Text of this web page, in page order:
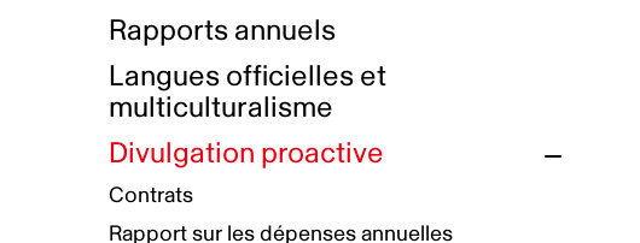
Initiatives autochtones
Plan de réconciliation autochtone
Groupe de travail autochtone
Principes directeurs sur le
harcèlement
Plan d’action pour la parité
Plan d'équité, de diversité,
Rémunération et avantages
Prix et certifications
Nos valeurs d’entreprise
Rapports annuels
Langues officielles et
multiculturalisme
Divulgation proactive
Contrats
Rapport sur les dépenses annuelles